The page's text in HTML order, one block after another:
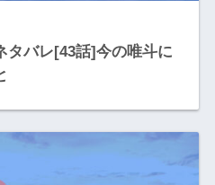
タバレ[43話]今の唯斗に